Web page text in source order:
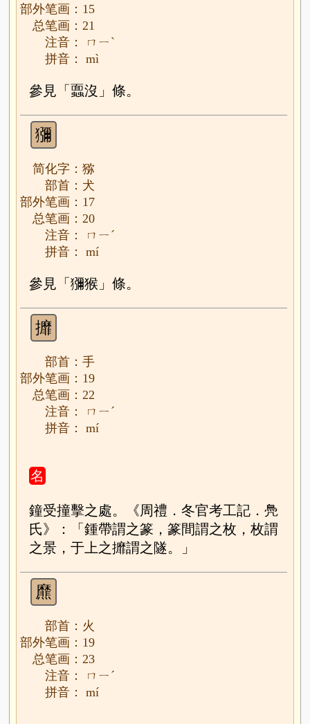
部外笔画：15
总笔画：21
注音： ㄇㄧˋ
拼音： mì
參見「蠠沒」條。
獼
简化字：猕
部首：犬
部外笔画：17
总笔画：20
注音： ㄇㄧˊ
拼音： mí
參見「獼猴」條。
攠
部首：手
部外笔画：19
总笔画：22
注音： ㄇㄧˊ
拼音： mí
名
鐘受撞擊之處。《周禮．冬官考工記．鳧
氏》：「鍾帶謂之篆，篆間謂之枚，枚謂
之景，于上之攠謂之隧。」
爢
部首：火
部外笔画：19
总笔画：23
注音： ㄇㄧˊ
拼音： mí